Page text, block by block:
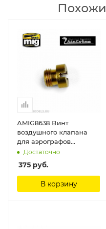
AMIG8638 Винт
воздушного клапана
для аэрографов
AirCobra, AirViper (Air
Valve Screw) Ammo Mig
Достаточно
375 руб.
В корзину